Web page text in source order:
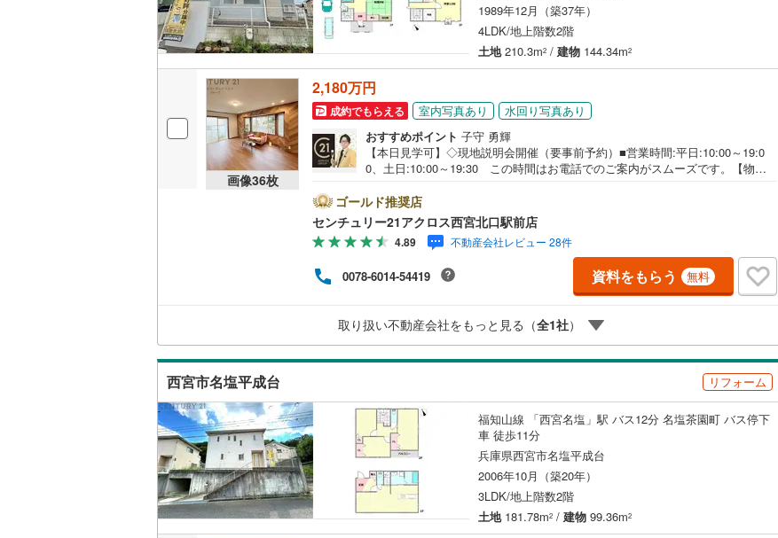
1989年12月（築37年）
4LDK/地上階数2階
土地210.3m2 / 建物 144.34m2
画像36枚
2,180万円
成約でもらえる 室内写真あり
水回り写真あり
おすすめポイント 子守 勇輝
【本日見学可】◇現地説明会開催（要事前予約）■営業時間:平日:10:00～19:0
0、土日:10:00～19:30 この時間はお電話でのご案内がスムーズです。【物件
好です！3台分の駐車スペース有ります♪○センチュリー21アクロスグループの3
つの特徴○■センチュリー21グループで28年連続No.1（1997年～2024年兵庫地
区仲介実績） 西宮・尼崎・伊丹・宝塚にて8店舗展開中。阪神間での購入や売
却は当店にお任せ下さい■お客様駐車場、キッズスペースがございます。 8店
舗すべて駅前にございますが、お車でのお越しも大歓迎です。 お子様連れで
もご安心ください。■取り扱い物件多数ございます。 地域密着の当店では200
0万円台の新築戸建や、1000万円台の中古マンションを始め多数物件を取り扱っ
お問合せください。弊社ホームページへは「C21アクロス」で検索！
ゴールド推奨店
センチュリー21アクロス西宮北口駅前店
4.89 不動産会社レビュー 28件
0078-6014-54419 資料をもらう 無料
取り扱い不動産会社をもっと見る（全1社）
西宮市名塩平成台 リフォーム
福知山線 「西宮名塩」駅 バス12分 名塩茶園町 バス停下
車 徒歩11分
兵庫県西宮市名塩平成台
2006年10月（築20年）
3LDK/地上階数2階
土地181.78m2 / 建物 99.36m2